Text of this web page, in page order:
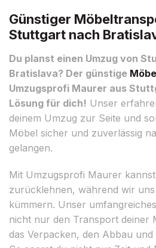
Günstiger
Stuttgart nach
Du planst einen Umzug von
Bratislava? Der günstige
Umzugsprofi Maurer aus
Lösung für dich! Unser
deinem Umzug zur Seite und
Möbel sicher und zuverlässig
gelangen.
Mit Umzugsprofi Maurer
zurücklehnen, während wir uns
kümmern. Unser
nicht nur den Transport deiner
das Verpacken, den Abbau